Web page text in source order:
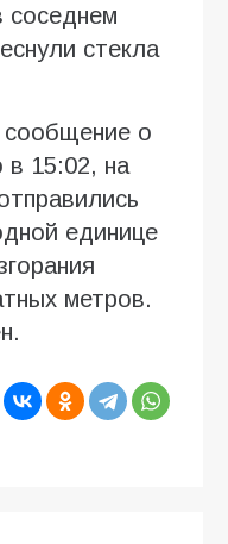
соседнем
стекла
о
в 15:02, на
единице
метров.